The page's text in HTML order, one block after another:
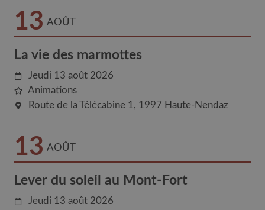
13 AOÛT
La vie des marmottes
Jeudi 13 août 2026
Animations
Route de la Télécabine 1
1997 Haute-Nendaz
13 AOÛT
Lever du soleil au Mont-Fort
Jeudi 13 août 2026